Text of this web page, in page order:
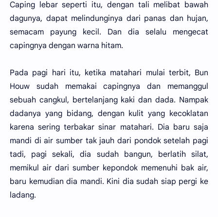
Caping lebar seperti itu, dengan tali melibat bawah
dagunya, dapat melindunginya dari panas dan hujan,
semacam payung kecil. Dan dia selalu mengecat
capingnya dengan warna hitam.
Pada pagi hari itu, ketika matahari mulai terbit, Bun
Houw sudah memakai capingnya dan memanggul
sebuah cangkul, bertelanjang kaki dan dada. Nampak
dadanya yang bidang, dengan kulit yang kecoklatan
karena sering terbakar sinar matahari. Dia baru saja
mandi di air sumber tak jauh dari pondok setelah pagi
tadi, pagi sekali, dia sudah bangun, berlatih silat,
memikul air dari sumber kepondok memenuhi bak air,
baru kemudian dia mandi. Kini dia sudah siap pergi ke
ladang.